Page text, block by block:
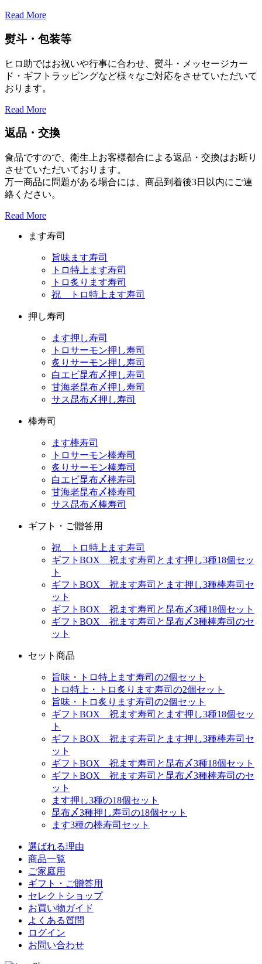
Read More
熨斗・包装等
ヒロ助ではお祝いや行事に合わせ、熨斗・メッセージカー
ド・ギフトラッピングなど様々なご対応をさせていただいて
おります。
Read More
返品・交換
食品ですので、衛生上お客様都合による返品・交換はお断り
させていただいております。
万一商品に問題がある場合には、商品到着後3日以内にご連
絡ください。
Read More
ます寿司
旨味ます寿司
トロ特上ます寿司
トロ炙ります寿司
祝 トロ特上ます寿司
押し寿司
ます押し寿司
トロサーモン押し寿司
炙りサーモン押し寿司
白エビ昆布〆押し寿司
甘海老昆布〆押し寿司
サス昆布〆押し寿司
棒寿司
ます棒寿司
トロサーモン棒寿司
炙りサーモン棒寿司
白エビ昆布〆棒寿司
甘海老昆布〆棒寿司
サス昆布〆棒寿司
ギフト・ご贈答用
祝 トロ特上ます寿司
ギフトBOX 祝ます寿司とます押し3種18個セッ
ト
ギフトBOX 祝ます寿司とます押し3種棒寿司セ
ット
ギフトBOX 祝ます寿司と昆布〆3種18個セット
ギフトBOX 祝ます寿司と昆布〆3種棒寿司のセ
ット
セット商品
旨味・トロ特上ます寿司の2個セット
トロ特上・トロ炙ります寿司の2個セット
旨味・トロ炙ります寿司の2個セット
ギフトBOX 祝ます寿司とます押し3種18個セッ
ト
ギフトBOX 祝ます寿司とます押し3種棒寿司セ
ット
ギフトBOX 祝ます寿司と昆布〆3種18個セット
ギフトBOX 祝ます寿司と昆布〆3種棒寿司のセ
ット
ます押し3種の18個セット
昆布〆3種押し寿司の18個セット
ます3種の棒寿司セット
選ばれる理由
商品一覧
ご家庭用
ギフト・ご贈答用
セレクトショップ
お買い物ガイド
よくある質問
ログイン
お問い合わせ